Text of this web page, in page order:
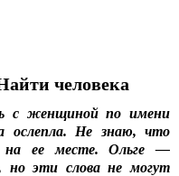
человека
с женщиной по имени
ослепла. Не знаю, что
на ее месте. Ольге —
но эти слова не могут